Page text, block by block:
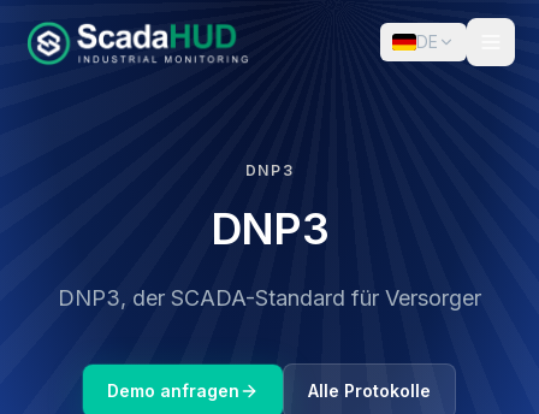
DE
DNP3
DNP3
DNP3, der SCADA-Standard für Versorger
Demo anfragen Alle Protokolle